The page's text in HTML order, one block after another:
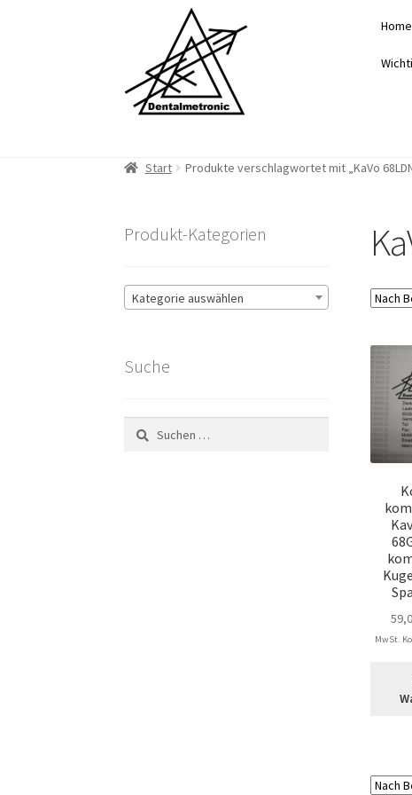
Navigation
springen
springen
Home
Start
Produkte verschlagwortet mit „KaVo
MwSt.
Produkt-Kategorien
Kategorie auswählen
Suche
Suchen
nach: